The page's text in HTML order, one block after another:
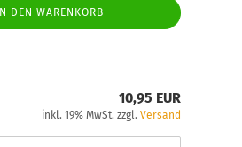
IN DEN WARENKORB
10,95 EUR
inkl. 19% MwSt. zzgl. Versand